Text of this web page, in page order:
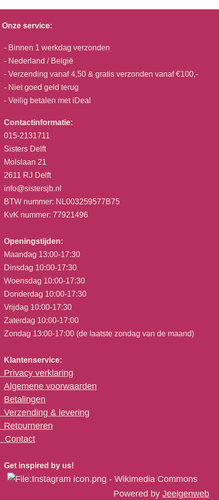
Onze service:
- Binnen 1 werkdag verzonden
- Nederland / België
- Verzending vanaf 4,50 & gratis verzonden vanaf €100,-
- Niet goed geld terug
- Veilig betalen met iDeal
Contactinformatie:
015-2131711
Sisters Delft
Molslaan 21
2611 RJ Delft
info@sistersjb.nl
BTW nummer: NL003259577B75
KvK nummer: 77921496
Openingstijden:
Maandag 13:00-17:30
Dinsdag 10:00-17:30
Woensdag 10:00-17:30
Donderdag 10:00-17:30
Vrijdag 10:00-17:30
Zaterdag 10:00-17:00
Zondag 13:00-17:00 (de laatste zondag van de maand)
Klantenservice:
Privacy verklaring
Algemene voorwaarden
Betalingen
Verzending & levering
Retourneren
Contact
Get inspired by us!
Powered by Jeeigenweb